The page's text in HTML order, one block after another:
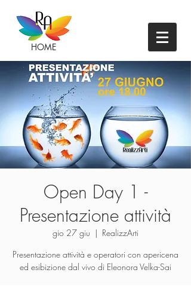
HOME
Open Day 1 -
Presentazione attività
gio 27 giu
  |
RealizzArti
Presentazione attività e operatori con apericena
ed esibizione dal vivo di Eleonora Velka-Sai